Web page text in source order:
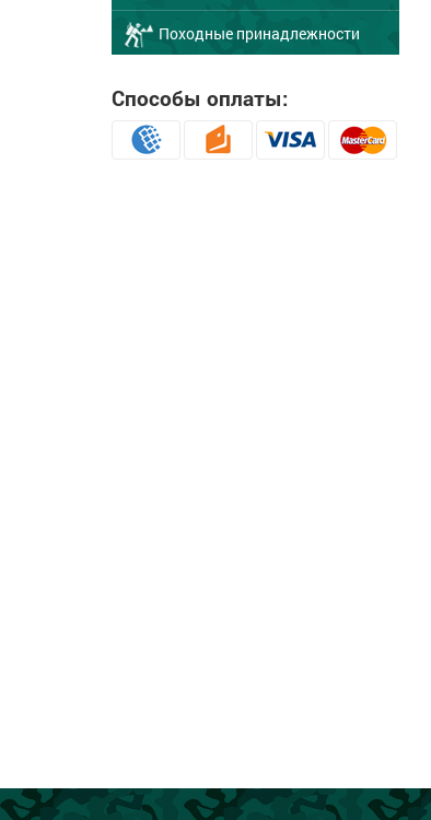
Походные принадлежности
Способы оплаты: